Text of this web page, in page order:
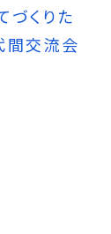
づくりた
間交流会